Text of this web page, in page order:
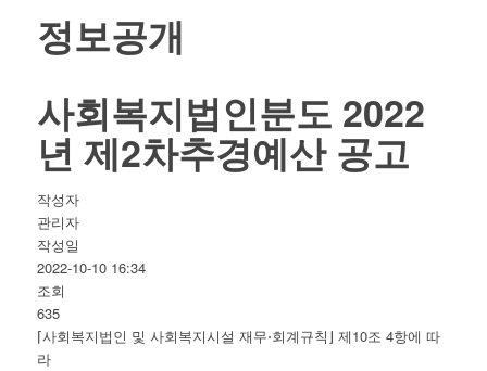
정보공개
사회복지법인분도 2022
년 제2차추경예산 공고
작성자
관리자
작성일
2022-10-10 16:34
조회
635
⌈사회복지법인 및 사회복지시설 재무⋅회계규칙⌋ 제10조 4항에 따
라